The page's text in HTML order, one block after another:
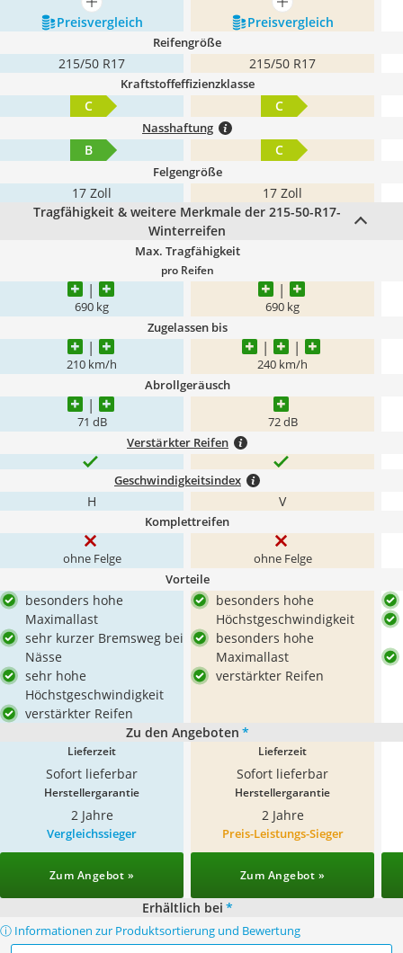
mehr anzeigen
mehr anzeigen
Preis­vergleich
Preis­vergleich
Reifengröße
215/50 R17 215/50 R17
Kraftstoffeffizienzklasse
C C
Nasshaftung
B C
Felgengröße
17 Zoll
17 Zoll
Tragfähigkeit & weitere Merkmale der 215-50-R17-
Winterreifen
Max. Tragfähigkeit
pro Reifen
690 kg 690 kg
Zugelassen bis
210 km/h 240 km/h
Abrollgeräusch
71 dB 72 dB
Verstärkter Reifen
Geschwindigkeitsindex
H V
Komplettreifen
ohne Felge ohne Felge
Vorteile
besonders hohe
Maximallast
sehr kurzer Bremsweg bei
Nässe
sehr hohe
Höchstgeschwindigkeit
verstärkter Reifen
besonders hohe
Höchstgeschwindigkeit
besonders hohe
Maximallast
verstärkter Reifen
Zu den Angeboten *
Lieferzeit
Sofort lieferbar
Lieferzeit
Sofort lieferbar
Herstellergarantie
2 Jahre
Herstellergarantie
2 Jahre
Vergleichssieger
Zum Angebot »
Preis-Leistungs-Sieger
Zum Angebot »
Erhältlich bei *
ⓘ Informationen zur Produktsortierung und Bewertung